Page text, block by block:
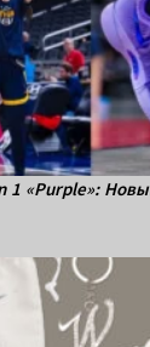
1 «Purple»: